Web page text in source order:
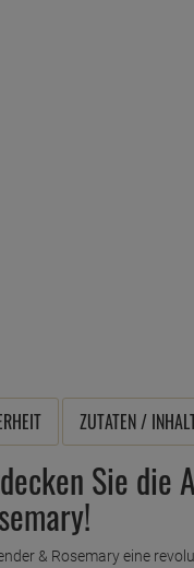
ZUTATEN /
Sie die
& Rosemary eine